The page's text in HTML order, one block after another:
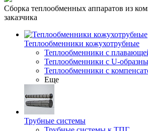
Сборка теплообменных аппаратов из
заказчика
Теплообменники кожухотрубные
Теплообменники с
Теплообменники с U-
Теплообменники с
Еще
Трубные системы